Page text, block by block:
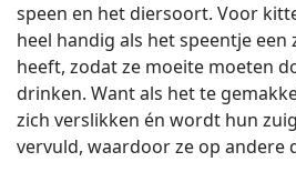
speen en het diersoort. Voor
heel handig als het speentje een
heeft, zodat ze moeite moeten
drinken. Want als het te
zich verslikken én wordt hun
vervuld, waardoor ze op andere